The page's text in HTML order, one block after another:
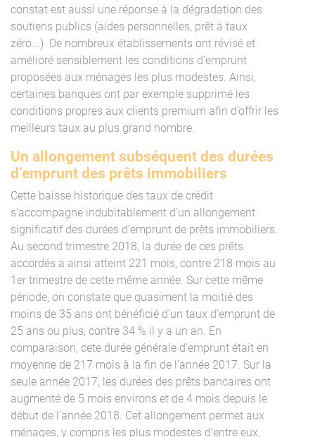
constat est aussi une réponse à la dégradation des
soutiens publics (aides personnelles, prêt à taux
zéro...). De nombreux établissements ont révisé et
amélioré sensiblement les conditions d’emprunt
proposées aux ménages les plus modestes. Ainsi,
certaines banques ont par exemple supprimé les
conditions propres aux clients premium afin d’offrir les
meilleurs taux au plus grand nombre.
Un allongement subséquent des durées
d’emprunt des prêts immobiliers
Cette baisse historique des taux de crédit
s’accompagne indubitablement d’un allongement
significatif des durées d’emprunt de prêts immobiliers.
Au second trimestre 2018, la durée de ces prêts
accordés a ainsi atteint 221 mois, contre 218 mois au
1er trimestre de cette même année. Sur cette même
période, on constate que quasiment la moitié des
moins de 35 ans ont bénéficié d'un taux d'emprunt de
25 ans ou plus, contre 34 % il y a un an. En
comparaison, cete durée générale d'emprunt était en
moyenne de 217 mois à la fin de l’année 2017. Sur la
seule année 2017, les durées des prêts bancaires ont
augmenté de 5 mois environs et de 4 mois depuis le
début de l’année 2018. Cet allongement permet aux
ménages, y compris les plus modestes d’entre eux,